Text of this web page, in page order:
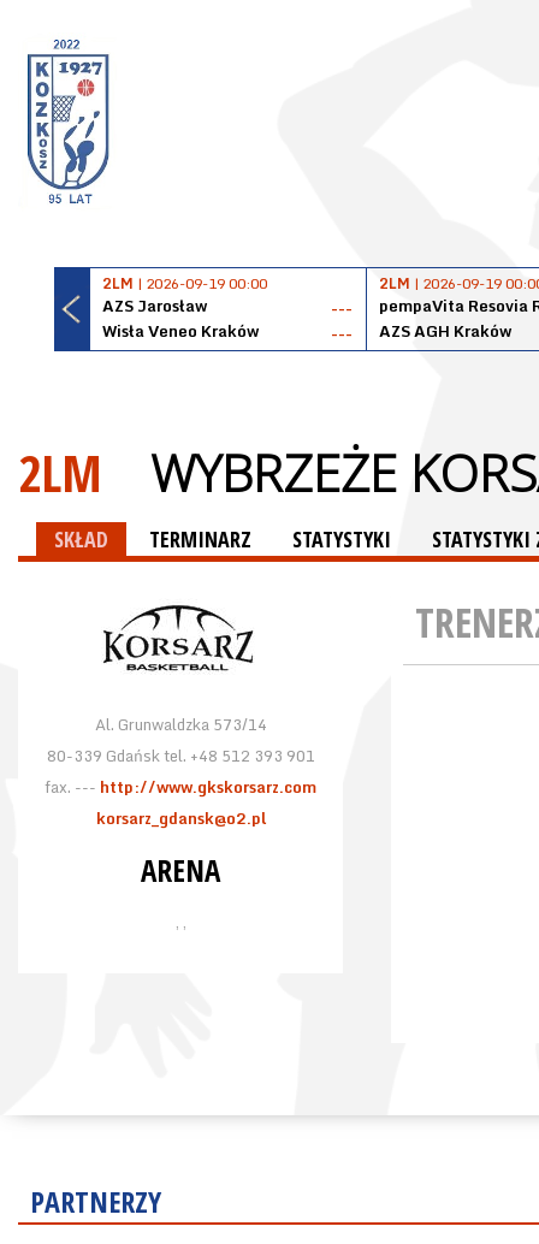
2LM | 2026-09-19 00:00
AZS Jarosław
---
Wisła Veneo Kraków
---
2LM | 2026-09-19
pempaVita Resovia
AZS AGH Kraków
2LM WYBRZEŻE
SKŁAD TERMINARZ STATYSTYKI
Al. Grunwaldzka 573/14
80-339 Gdańsk tel. +48 512 393 901
fax. --- http://www.gkskorsarz.com
korsarz_gdansk@o2.pl
ARENA
, ,
PARTNERZY